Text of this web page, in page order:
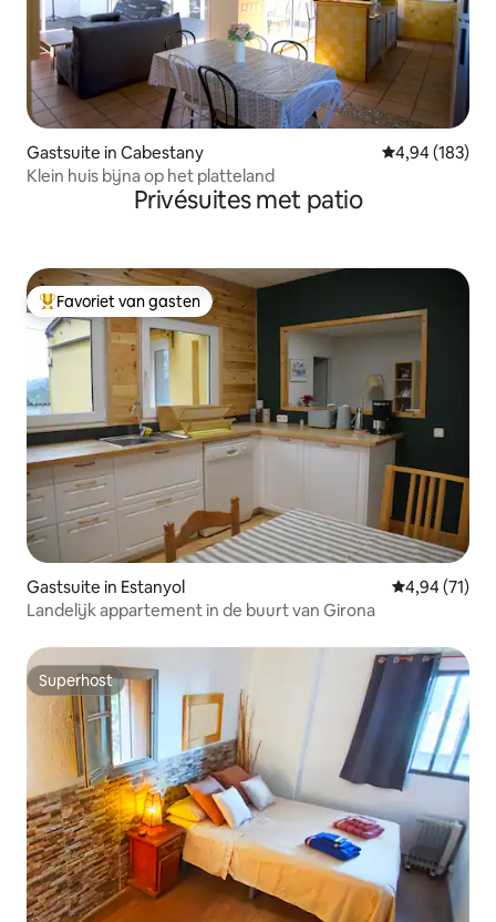
Gastsuite in Cabestany Gemiddelde
4,94 (183)
Klein huis bijna op het platteland
Privésuites met patio
Topfavoriet van gasten
Favoriet van gasten
Gastsuite in Estanyol Gemiddelde
4,94 (71)
Landelijk appartement in de buurt van Girona
Superhost
Superhost